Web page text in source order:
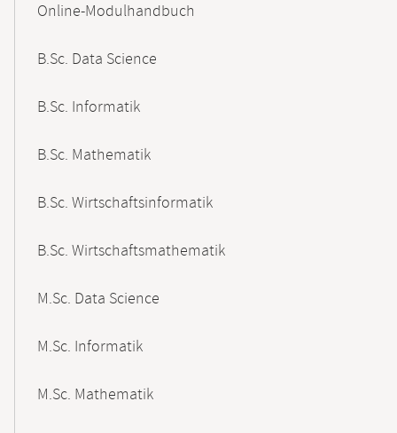
NavigationOnline-Modulhandbuch
B.Sc. Data Science
B.Sc. Informatik
B.Sc. Mathematik
B.Sc. Wirtschaftsinformatik
B.Sc. Wirtschaftsmathematik
M.Sc. Data Science
M.Sc. Informatik
M.Sc. Mathematik